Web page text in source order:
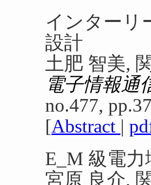
インターリ
設計
土肥 智美,
電子情報通
no.477,
[Abstract |
E_M 級電
宮原 良介,